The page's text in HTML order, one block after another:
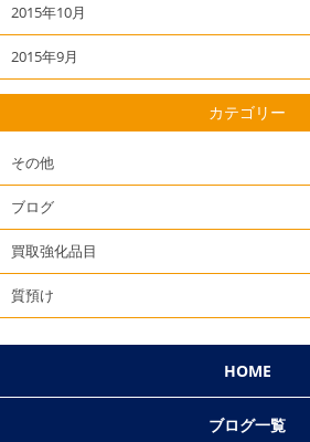
2015年10月
2015年9月
カテゴリー
その他
ブログ
買取強化品目
質預け
HOME
ブログ一覧